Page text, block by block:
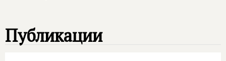
Публикации